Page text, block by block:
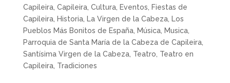
Capileira, Capileira, Cultura, Eventos
Fiestas de
Capileira, Historia, La Virgen de la Cabeza, Los
Pueblos Más Bonitos de España, Música, Musica,
Parroquia de Santa María de la Cabeza de Capileira,
Santísima Virgen de la Cabeza, Teatro Teatro en
Capileira, Tradiciones